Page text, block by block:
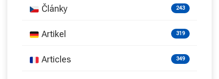
Články 243
Artikel 319
Articles 349